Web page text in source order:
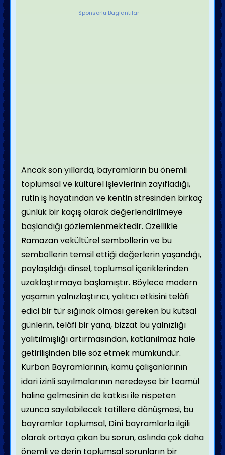
Sponsorlu Baglantilar
Ancak son yıllarda, bayramların bu önemli
toplumsal ve kültürel işlevlerinin zayıfladığı,
rutin iş hayatından ve kentin stresinden birkaç
günlük bir kaçış olarak değerlendirilmeye
başlandığı gözlemlenmektedir. Özellikle
Ramazan vekültürel sembollerin ve bu
sembollerin temsil ettiği değerlerin yaşandığı,
paylaşıldığı dinsel, toplumsal içeriklerinden
uzaklaştırmaya başlamıştır. Böylece modern
yaşamın yalnızlaştırıcı, yalıtıcı etkisini telâfi
edici bir tür sığınak olması gereken bu kutsal
günlerin, telâfi bir yana, bizzat bu yalnızlığı
yalıtılmışlığı artırmasından, katlanılmaz hale
getirilişinden bile söz etmek mümkündür.
Kurban Bayramlarının, kamu çalışanlarının
idari izinli sayılmalarının neredeyse bir teamül
haline gelmesinin de katkısı ile nispeten
uzunca sayılabilecek tatillere dönüşmesi, bu
bayramlar toplumsal, Dinî bayramlarla ilgili
olarak ortaya çıkan bu sorun, aslında çok daha
önemli ve derin toplumsal sorunların bir